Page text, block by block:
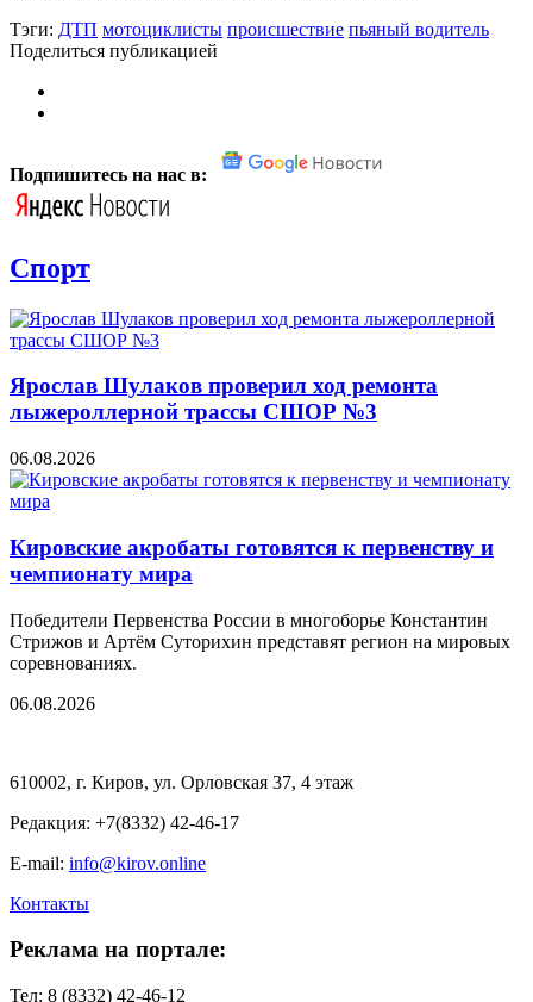
Тэги: ДТП мотоциклисты происшествие пьяный водитель
Поделиться публикацией
Подпишитесь на нас в:
Спорт
Ярослав Шулаков проверил ход ремонта
лыжероллерной трассы СШОР №3
06.08.2026
Кировские акробаты готовятся к первенству и
чемпионату мира
Победители Первенства России в многоборье Константин
Стрижов и Артём Суторихин представят регион на мировых
соревнованиях.
06.08.2026
610002, г. Киров, ул. Орловская 37, 4 этаж
Редакция: +7(8332) 42-46-17
E-mail: info@kirov.online
Контакты
Реклама на портале:
Тел: 8 (8332) 42-46-12